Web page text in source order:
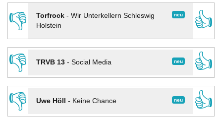
👎
neu
Torfrock- Wir Unterkellern Schleswig
Holstein
👍
👎
neu
TRVB 13- Social Media
👍
👎
neu
Uwe Höll - Keine Chance
👍